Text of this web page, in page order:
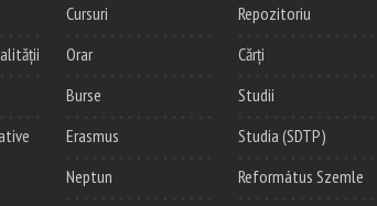
Cursuri
Orar
Burse
Erasmus
Neptun
Repozitoriu
Cărți
Studii
Studia (SDTP)
Református Szemle